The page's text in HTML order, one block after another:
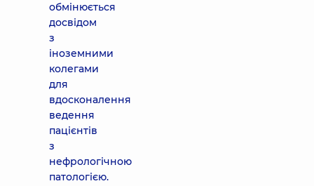
обмінюється
досвідом
з
іноземними
колегами
для
вдосконалення
ведення
пацієнтів
з
нефрологічною
патологією.